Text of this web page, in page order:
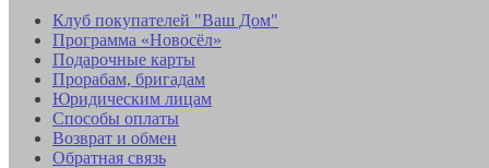
Клуб покупателей "Ваш Дом"
Программа «Новосёл»
Подарочные карты
Прорабам, бригадам
Юридическим лицам
Способы оплаты
Возврат и обмен
Обратная связь